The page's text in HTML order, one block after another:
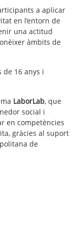
a aplicar
en l’entorn de
una actitud
àmbits de
16 anys i
LaborLab, que
social i
en competències
gràcies al suport
de